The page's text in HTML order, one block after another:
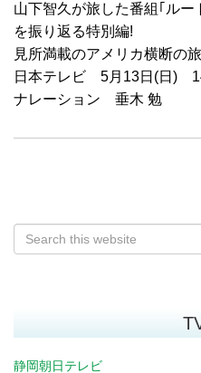
山下智久が旅した番組｢ル
を振り返る特別編!
見所満載のアメリカ横断の
日本テレビ 5月13日(日)
ナレーション 垂木 勉
静岡朝日テレビ